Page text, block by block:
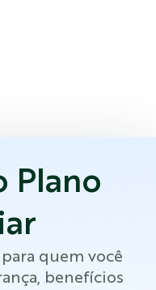
Plano
quem você
benefícios